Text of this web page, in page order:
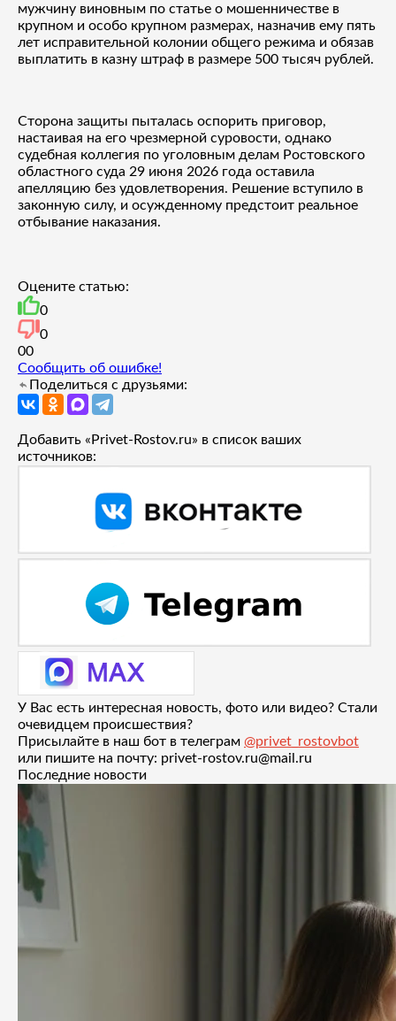
мужчину виновным по статье о мошенничестве в
крупном и особо крупном размерах, назначив ему пять
лет исправительной колонии общего режима и обязав
выплатить в казну штраф в размере 500 тысяч рублей.
Сторона защиты пыталась оспорить приговор,
настаивая на его чрезмерной суровости, однако
судебная коллегия по уголовным делам Ростовского
областного суда 29 июня 2026 года оставила
апелляцию без удовлетворения. Решение вступило в
законную силу, и осужденному предстоит реальное
отбывание наказания.
Оцените статью:
0
0
00
Сообщить об ошибке!
Поделиться с друзьями:
Добавить «Privet-Rostov.ru» в список ваших
источников:
У Вас есть интересная новость, фото или видео? Стали
очевидцем происшествия?
Присылайте в наш бот в телеграм @privet_rostovbot
или пишите на почту: privet-rostov.ru@mail.ru
Последние новости